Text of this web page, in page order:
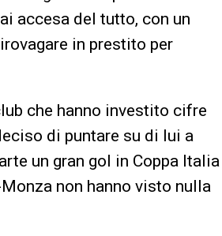
accesa del tutto, con un
in prestito per
che hanno investito cifre
di puntare su di lui a
un gran gol in Coppa Italia
non hanno visto nulla